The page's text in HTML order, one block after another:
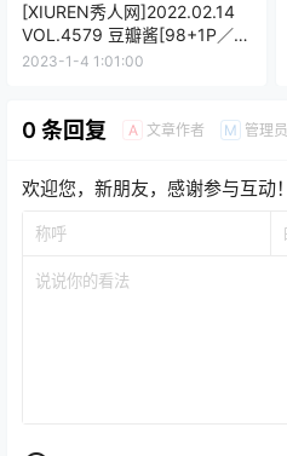
[XIUREN秀人网]2022.02.14
VOL.4579 豆瓣酱[98+1P／
934MB]
2023-1-4 1:01:00
0 条回复 A 文章作者 M 管理员
欢迎您，新朋友，感谢参与互动！